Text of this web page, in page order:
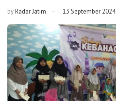
byRadar Jatim 13 September 2024